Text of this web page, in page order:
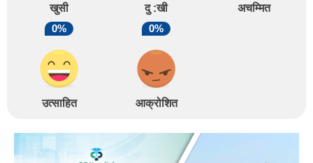
खुसी दु :खी
अचम्मित
0%
उत्साहित
0%
आक्रोशित